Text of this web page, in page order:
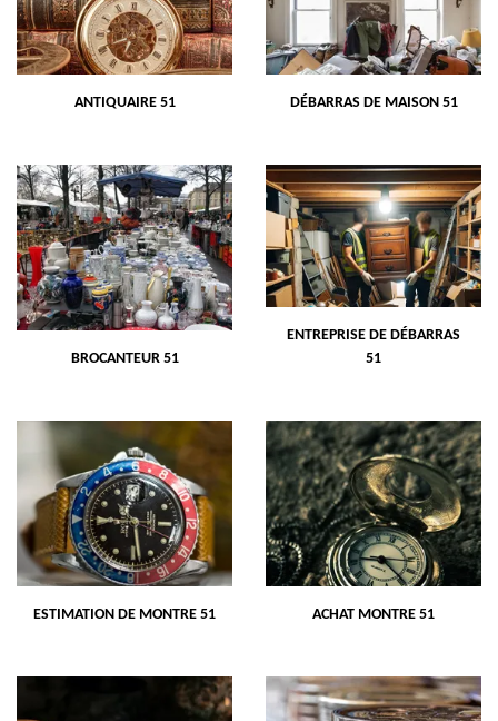
ANTIQUAIRE 51 DÉBARRAS DE MAISON 51
BROCANTEUR 51
ENTREPRISE DE DÉBARRAS
51
ESTIMATION DE MONTRE 51 ACHAT MONTRE 51